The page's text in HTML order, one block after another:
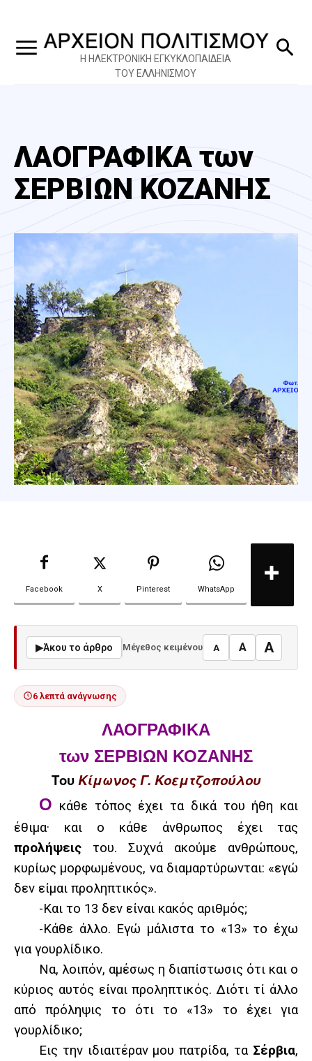
Η ΗΛΕΚΤΡΟΝΙΚΗ ΕΓΚΥΚΛΟΠΑΙΔΕΙΑ
ΤΟΥ ΕΛΛΗΝΙΣΜΟΥ
ΛΑΟΓΡΑΦΙΚΑ των
ΣΕΡΒΙΩΝ ΚΟΖΑΝΗΣ
Facebook X Pinterest WhatsApp
▶Άκου το άρθρο Μέγεθος κειμένου A A A
6 λεπτά ανάγνωσης
ΛΑΟΓΡΑΦΙΚΑ
των ΣΕΡΒΙΩΝ ΚΟΖΑΝΗΣ
ΤουΚίμωνος Γ. Κοεμτζοπούλου
Ο κάθε τόπος έχει τα δικά του ήθη και
έθιμα· και ο κάθε άνθρωπος έχει τας
προλήψεις του. Συχνά ακούμε ανθρώπους,
κυρίως μορφωμένους, να διαμαρτύρωνται: «εγώ
δεν είμαι προληπτικός».
-Και το 13 δεν είναι κακός αριθμός;
-Κάθε άλλο. Εγώ μάλιστα το «13» το έχω
για γουρλίδικο.
Να, λοιπόν, αμέσως η διαπίστωσις ότι και ο
κύριος αυτός είναι προληπτικός. Διότι τί άλλο
από πρόληψις το ότι το «13» το έχει για
γουρλίδικο;
Εις την ιδιαιτέραν μου πατρίδα, τα Σέρβια,